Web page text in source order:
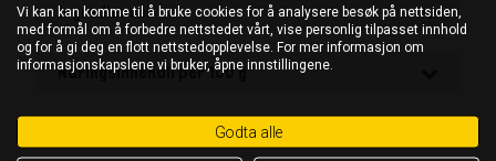
Ingredienser
Näringsinnehåll per 100 g
OBS! Det är alltid ingrediensförteckningen på förpackningen som gäller
Vi kan kan komme til å bruke cookies for å analysere besøk på nettsiden,
med formål om å forbedre nettstedet vårt, vise personlig tilpasset innhold
og for å gi deg en flott nettstedopplevelse. For mer informasjon om
informasjonskapslene vi bruker, åpne innstillingene.
Godta alle